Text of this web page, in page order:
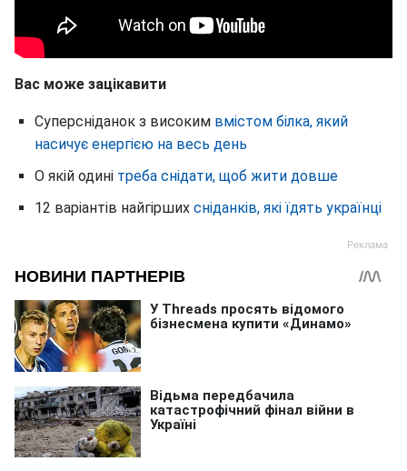
Вас може зацікавити
Суперсніданок з високим вмістом білка, який
насичує енергією на весь день
О якій одині треба снідати, щоб жити довше
12 варіантів найгірших сніданків, які їдять українці